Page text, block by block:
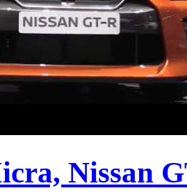
Nissan